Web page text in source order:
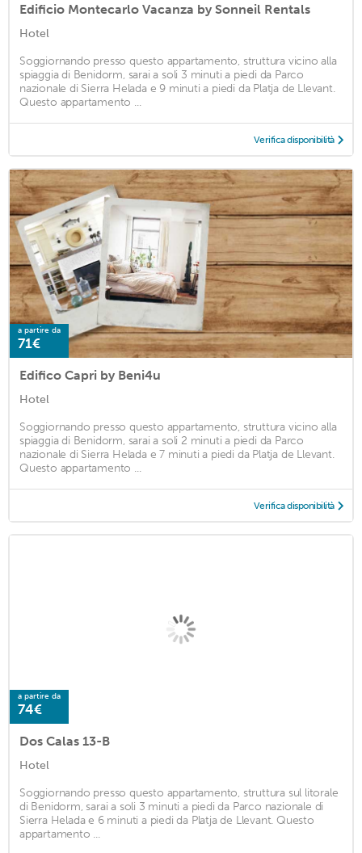
Edificio Montecarlo Vacanza by Sonneil Rentals
Hotel
Soggiornando presso questo appartamento, struttura vicino alla
spiaggia di Benidorm, sarai a soli 3 minuti a piedi da Parco
nazionale di Sierra Helada e 9 minuti a piedi da Platja de Llevant.
Questo appartamento ...
Verifica disponibilità
a partire da
71€
Edifico Capri by Beni4u
Hotel
Soggiornando presso questo appartamento, struttura vicino alla
spiaggia di Benidorm, sarai a soli 2 minuti a piedi da Parco
nazionale di Sierra Helada e 7 minuti a piedi da Platja de Llevant.
Questo appartamento ...
Verifica disponibilità
a partire da
74€
Dos Calas 13-B
Hotel
Soggiornando presso questo appartamento, struttura sul litorale
di Benidorm, sarai a soli 3 minuti a piedi da Parco nazionale di
Sierra Helada e 6 minuti a piedi da Platja de Llevant. Questo
appartamento ...